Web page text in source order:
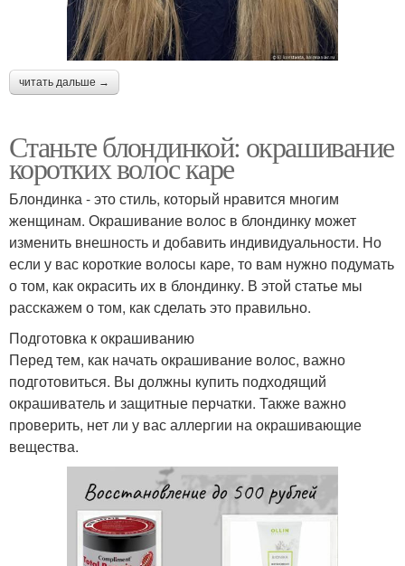
читать дальше →
Станьте блондинкой: окрашивание
коротких волос каре
Блондинка - это стиль, который нравится многим
женщинам. Окрашивание волос в блондинку может
изменить внешность и добавить индивидуальности. Но
если у вас короткие волосы каре, то вам нужно подумать
о том, как окрасить их в блондинку. В этой статье мы
расскажем о том, как сделать это правильно.
Подготовка к окрашиванию
Перед тем, как начать окрашивание волос, важно
подготовиться. Вы должны купить подходящий
окрашиватель и защитные перчатки. Также важно
проверить, нет ли у вас аллергии на окрашивающие
вещества.